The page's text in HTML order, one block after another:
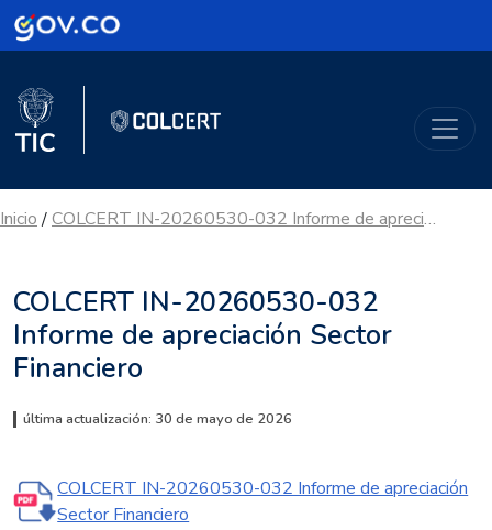
ColCERT
Inicio/ COLCERT IN-20260530-032 Informe de apreciación Sector Financiero
COLCERT IN-20260530-032
Informe de apreciación Sector
Financiero
última actualización: 30 de mayo de 2026
COLCERT IN-20260530-032 Informe de apreciación
Sector Financiero